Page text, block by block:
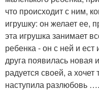
что происходит с ним,
игрушку: он желает ее,
эта игрушка занимает
ребенка - он с ней и
друга появилась новая
радуется своей, а
наступила разлюбовь ….